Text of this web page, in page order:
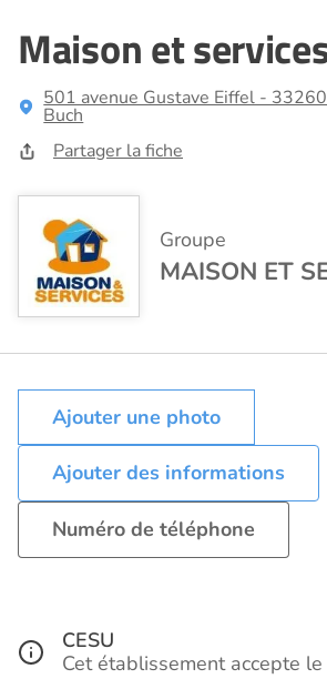
Maison et
501 avenue Gustave Eiffel -
Buch
Partager la fiche
Groupe
MAISON ET
Ajouter des informations
Numéro de téléphone
CESU
Cet établissement accepte le